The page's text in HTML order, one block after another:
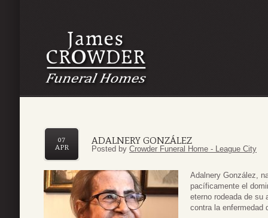
ADALNERY GONZÁLEZ
07
APR
Posted by Crowder Funeral Home - League City
Adalnery González,
pacíficamente el
eterno rodeada de su
contra la enfermedad